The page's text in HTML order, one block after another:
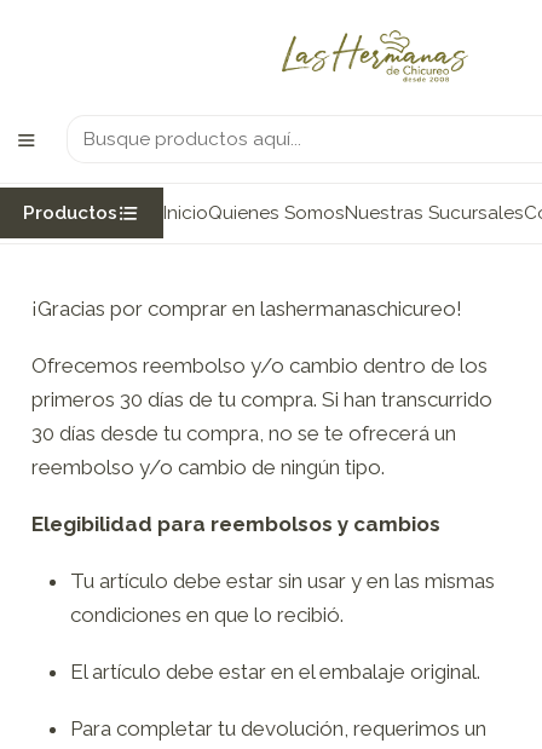
Productos InicioQuienes SomosNuestras Sucursales
Inicio Política de reembolso
Política de reembolso
¡Gracias por comprar en lashermanaschicureo!
Ofrecemos reembolso y/o cambio dentro de los
primeros 30 días de tu compra. Si han transcurrido
30 días desde tu compra, no se te ofrecerá un
reembolso y/o cambio de ningún tipo.
Elegibilidad para reembolsos y cambios
Tu artículo debe estar sin usar y en las mismas
condiciones en que lo recibió.
El artículo debe estar en el embalaje original.
Para completar tu devolución, requerimos un